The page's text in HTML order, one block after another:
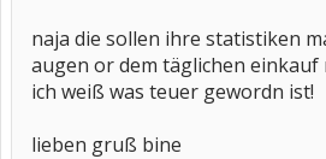
naja die sollen ihre statistiken
augen or dem täglichen
ich weiß was teuer gewordn ist!
lieben gruß bine